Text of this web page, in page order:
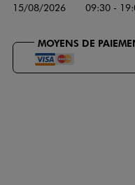
15/08/2026 09:30 -
MOYENS DE